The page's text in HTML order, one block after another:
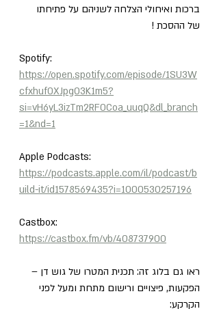
ברכות ואיחולי הצלחה לשניהם על פתיחתו
של ההסכת !
Spotify:
https://open.spotify.com/episode/1SU3W
cfxhuf0XJpgO3K1m5?
si=vH6yL3izTm2RF0Coa_uuqQ&dl_branch
=1&nd=1
Apple Podcasts:
https://podcasts.apple.com/il/podcast/b
uild-it/id1578569435?i=1000530257196
Castbox:
https://castbox.fm/vb/408737900
ראו גם בלוג זה: תכנית המטרו של גוש דן –
הפקעות, פיצויים ורישום מתחת ומעל לפני
הקרקע: